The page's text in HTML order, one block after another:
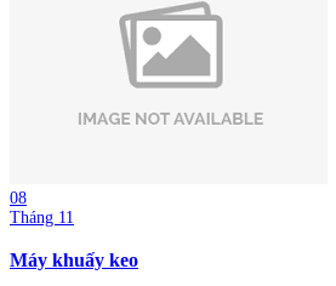
08
Tháng 11
Máy khuấy keo